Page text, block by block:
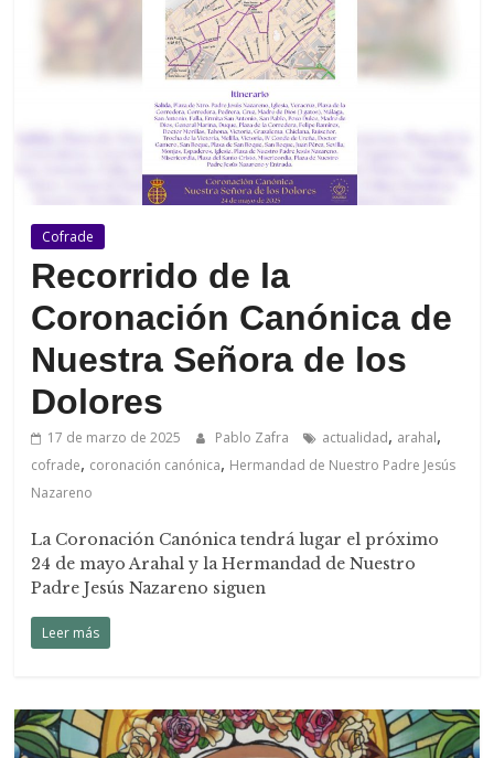
Cofrade
Recorrido de la
Coronación Canónica de
Nuestra Señora de los
Dolores
17 de marzo de 2025 Pablo Zafra actualidad, arahal,
cofrade, coronación canónica, Hermandad de Nuestro Padre Jesús
Nazareno
La Coronación Canónica tendrá lugar el próximo
24 de mayo Arahal y la Hermandad de Nuestro
Padre Jesús Nazareno siguen
Leer más